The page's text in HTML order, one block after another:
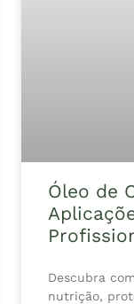
Óleo de
Descubra
nutrição,